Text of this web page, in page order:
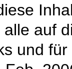
auf
und